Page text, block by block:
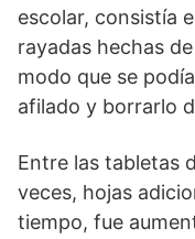
escolar, consistía
rayadas hechas
modo que se
afilado y borrarlo
Entre las tabletas
veces, hojas
tiempo, fue